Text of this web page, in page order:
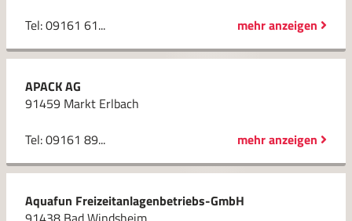
Tel: 09161 61...
mehr anzeigen
APACK AG
91459 Markt Erlbach
Tel: 09161 89...
mehr anzeigen
Aquafun Freizeitanlagenbetriebs-GmbH